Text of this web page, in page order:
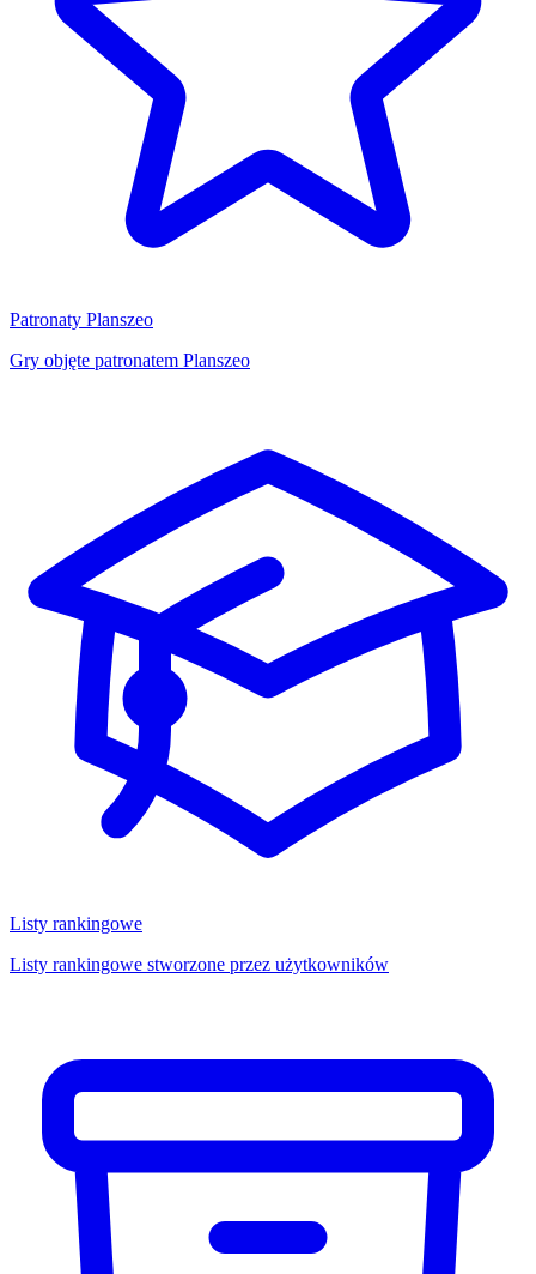
Patronaty Planszeo
Gry objęte patronatem Planszeo
Listy rankingowe
Listy rankingowe stworzone przez użytkowników